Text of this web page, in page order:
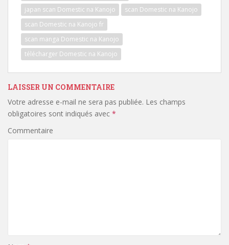
japan scan Domestic na Kanojo
scan Domestic na Kanojo
scan Domestic na Kanojo fr
scan manga Domestic na Kanojo
télécharger Domestic na Kanojo
LAISSER UN COMMENTAIRE
Votre adresse e-mail ne sera pas publiée. Les champs
obligatoires sont indiqués avec *
Commentaire